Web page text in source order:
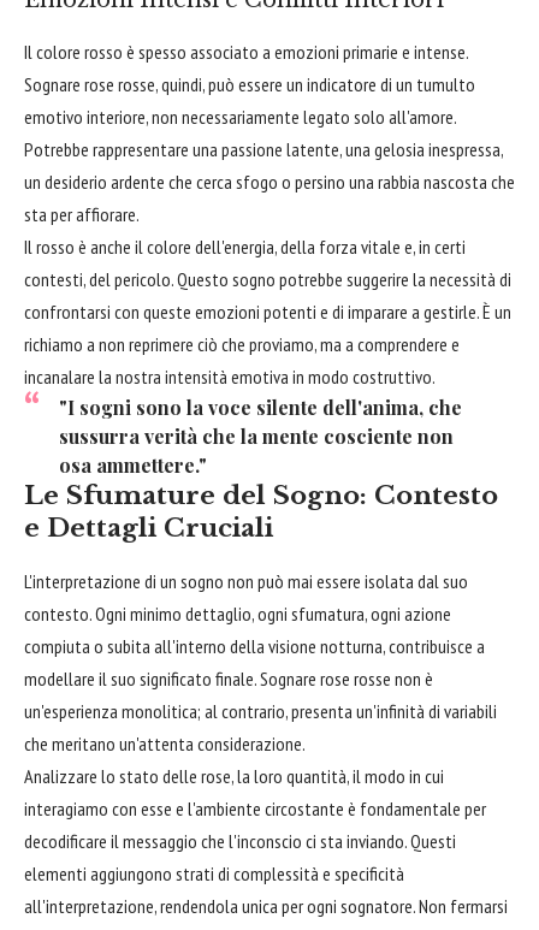
Il colore rosso è spesso associato a emozioni primarie e intense.
Sognare rose rosse, quindi, può essere un indicatore di un tumulto
emotivo interiore, non necessariamente legato solo all'amore.
Potrebbe rappresentare una passione latente, una gelosia inespressa,
un desiderio ardente che cerca sfogo o persino una rabbia nascosta che
sta per affiorare.
Il rosso è anche il colore dell'energia, della forza vitale e, in certi
contesti, del pericolo. Questo sogno potrebbe suggerire la necessità di
confrontarsi con queste emozioni potenti e di imparare a gestirle. È un
richiamo a non reprimere ciò che proviamo, ma a comprendere e
incanalare la nostra intensità emotiva in modo costruttivo.
"I sogni sono la voce silente dell'anima, che
sussurra verità che la mente cosciente non
osa ammettere."
Le Sfumature del Sogno: Contesto
e Dettagli Cruciali
L'interpretazione di un sogno non può mai essere isolata dal suo
contesto. Ogni minimo dettaglio, ogni sfumatura, ogni azione
compiuta o subita all'interno della visione notturna, contribuisce a
modellare il suo significato finale. Sognare rose rosse non è
un'esperienza monolitica; al contrario, presenta un'infinità di variabili
che meritano un'attenta considerazione.
Analizzare lo stato delle rose, la loro quantità, il modo in cui
interagiamo con esse e l'ambiente circostante è fondamentale per
decodificare il messaggio che l'inconscio ci sta inviando. Questi
elementi aggiungono strati di complessità e specificità
all'interpretazione, rendendola unica per ogni sognatore. Non fermarsi